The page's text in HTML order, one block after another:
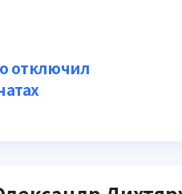
отключил